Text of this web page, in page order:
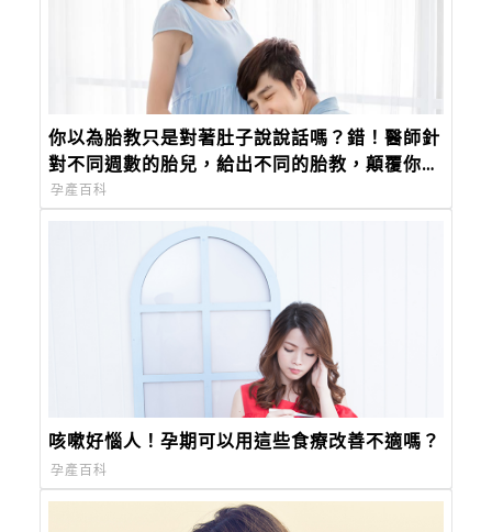
你以為胎教只是對著肚子說說話嗎？錯！醫師針
對不同週數的胎兒，給出不同的胎教，顛覆你對
胎教的觀念
孕產百科
咳嗽好惱人！孕期可以用這些食療改善不適嗎？
孕產百科